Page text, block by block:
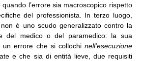
l’errore sia macroscopico rispetto
del professionista. In terzo luogo,
è uno scudo generalizzato contro la
del medico o del paramedico: la sua
un errore che si collochi nell’esecuzione
e che sia di entità lieve, due requisiti